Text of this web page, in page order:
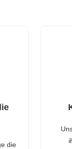
die